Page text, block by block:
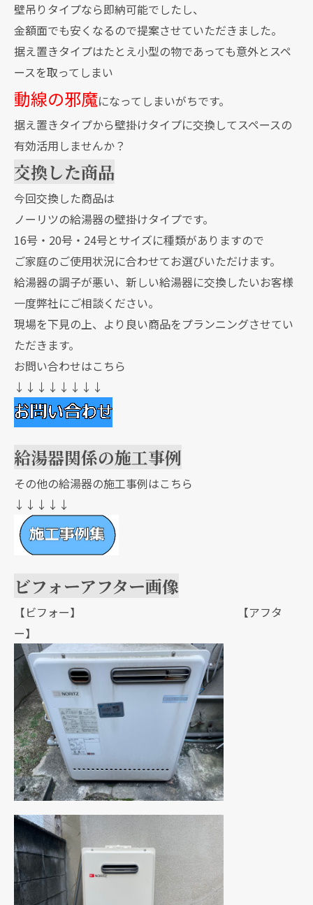
壁吊りタイプなら即納可能でしたし、
金額面でも安くなるので提案させていただきました。
据え置きタイプはたとえ小型の物であっても意外とスペ
ースを取ってしまい
動線の邪魔になってしまいがちです。
据え置きタイプから壁掛けタイプに交換してスペースの
有効活用しませんか？
交換した商品
今回交換した商品は
ノーリツの給湯器の壁掛けタイプです。
16号・20号・24号とサイズに種類がありますので
ご家庭のご使用状況に合わせてお選びいただけます。
給湯器の調子が悪い、新しい給湯器に交換したいお客様
一度弊社にご相談ください。
現場を下見の上、より良い商品をプランニングさせてい
ただきます。
お問い合わせはこちら
↓↓↓↓↓↓↓↓
給湯器関係の施工事例
その他の給湯器の施工事例はこちら
↓↓↓↓↓
ビフォーアフター画像
【ビフォー】 【アフタ
ー】